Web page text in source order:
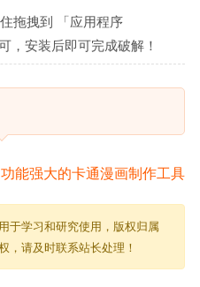
拖拽到 「应用程序
，安装后即可完成破解！
于学习和研究使用，版权归属
，请及时联系站长处理！